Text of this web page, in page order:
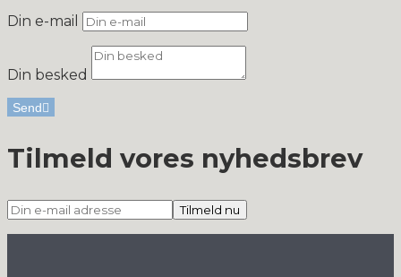
Din e-mail
Din besked
Send
Tilmeld vores nyhedsbrev